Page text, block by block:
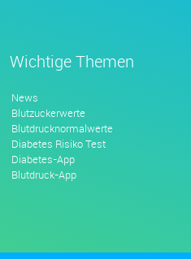
Wichtige Themen
News
Blutzuckerwerte
Blutdrucknormalwerte
Diabetes Risiko Test
Diabetes-App
Blutdruck-App